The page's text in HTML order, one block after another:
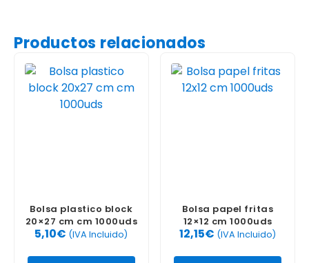
Productos relacionados
Bolsa plastico block
20×27 cm cm 1000uds
5,10€ (IVA Incluido)
Bolsa papel fritas
12×12 cm 1000uds
12,15€ (IVA Incluido)